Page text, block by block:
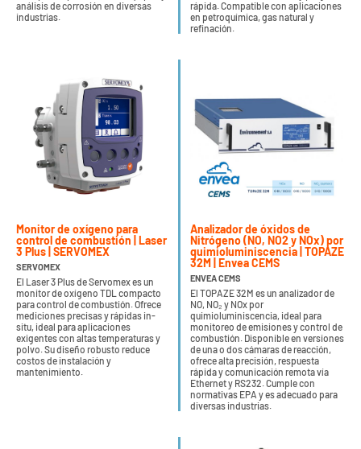
análisis de corrosión en diversas
industrias.
rápida. Compatible con aplicaciones
en petroquímica, gas natural y
refinación.
Monitor de oxígeno para
control de combustión | Laser
3 Plus | SERVOMEX
SERVOMEX
El Laser 3 Plus de Servomex es un
monitor de oxígeno TDL compacto
para control de combustión. Ofrece
mediciones precisas y rápidas in-
situ, ideal para aplicaciones
exigentes con altas temperaturas y
polvo. Su diseño robusto reduce
costos de instalación y
mantenimiento.
Analizador de óxidos de
Nitrógeno (NO, NO2 y NOx) por
quimioluminiscencia | TOPAZE
32M | Envea CEMS
ENVEA CEMS
El TOPAZE 32M es un analizador de
NO, NO₂ y NOx por
quimioluminiscencia, ideal para
monitoreo de emisiones y control de
combustión. Disponible en versiones
de una o dos cámaras de reacción,
ofrece alta precisión, respuesta
rápida y comunicación remota vía
Ethernet y RS232. Cumple con
normativas EPA y es adecuado para
diversas industrias.